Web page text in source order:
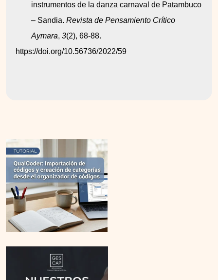
instrumentos de la danza carnaval de Patambuco
– Sandia. Revista de Pensamiento Crítico
Aymara, 3(2), 68-88.
https://doi.org/10.56736/2022/59